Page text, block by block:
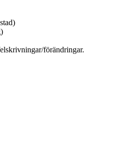
förändringar.